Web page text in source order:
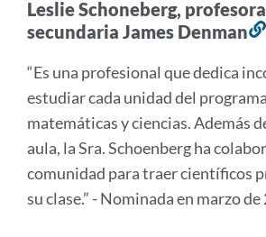
Leslie Schoneberg,
secundaria James Denman
“Es una profesional que dedica
estudiar cada unidad del
matemáticas y ciencias. Además
aula, la Sra. Schoenberg ha
comunidad para traer científicos
su clase.” - Nominada en marzo